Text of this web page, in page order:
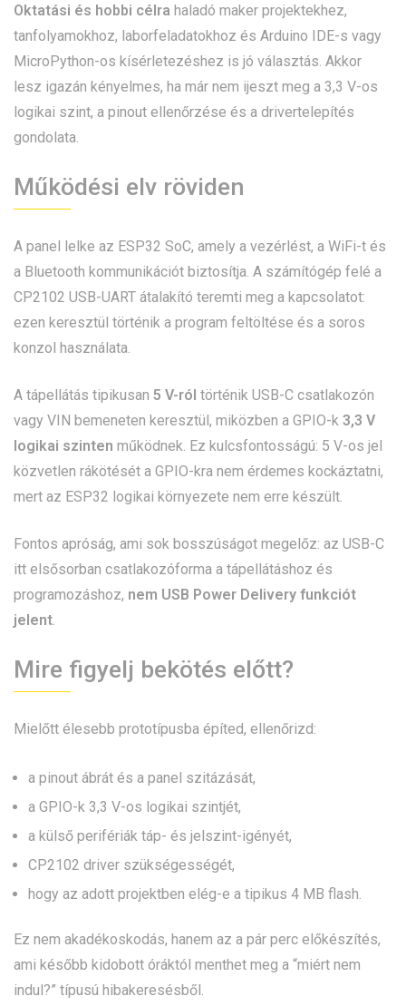
Oktatási és hobbi célra haladó maker projektekhez,
tanfolyamokhoz, laborfeladatokhoz és Arduino IDE-s vagy
MicroPython-os kísérletezéshez is jó választás. Akkor
lesz igazán kényelmes, ha már nem ijeszt meg a 3,3 V-os
logikai szint, a pinout ellenőrzése és a drivertelepítés
gondolata.
Működési elv röviden
A panel lelke az ESP32 SoC, amely a vezérlést, a WiFi-t és
a Bluetooth kommunikációt biztosítja. A számítógép felé a
CP2102 USB-UART átalakító teremti meg a kapcsolatot:
ezen keresztül történik a program feltöltése és a soros
konzol használata.
A tápellátás tipikusan 5 V-ról történik USB-C csatlakozón
vagy VIN bemeneten keresztül, miközben a GPIO-k 3,3 V
logikai szinten működnek. Ez kulcsfontosságú: 5 V-os jel
közvetlen rákötését a GPIO-kra nem érdemes kockáztatni,
mert az ESP32 logikai környezete nem erre készült.
Fontos apróság, ami sok bosszúságot megelőz: az USB-C
itt elsősorban csatlakozóforma a tápellátáshoz és
programozáshoz, nem USB Power Delivery funkciót
jelent.
Mire figyelj bekötés előtt?
Mielőtt élesebb prototípusba építed, ellenőrizd:
a pinout ábrát és a panel szitázását,
a GPIO-k 3,3 V-os logikai szintjét,
a külső perifériák táp- és jelszint-igényét,
CP2102 driver szükségességét,
hogy az adott projektben elég-e a tipikus 4 MB flash.
Ez nem akadékoskodás, hanem az a pár perc előkészítés,
ami később kidobott óráktól menthet meg a “miért nem
indul?” típusú hibakeresésből.